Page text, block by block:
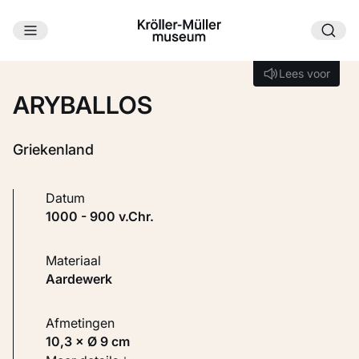
Ga naar hoofdinhoud
Lees voor
Lees voor
ARYBALLOS
Griekenland
Datum
1000 - 900 v.Chr.
Materiaal
Aardewerk
Afmetingen
10,3 × Ø 9 cm